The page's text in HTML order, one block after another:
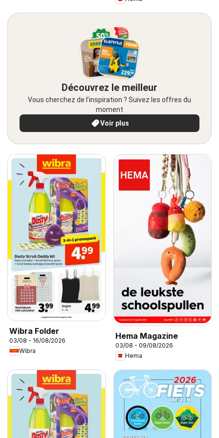
Découvrez le meilleur
Vous cherchez de l’inspiration ? Suivez les offres du
moment
Voir plus
Wibra Folder
03/08 - 16/08/2026
Wibra
Hema Magazine
03/08 - 09/08/2026
Hema